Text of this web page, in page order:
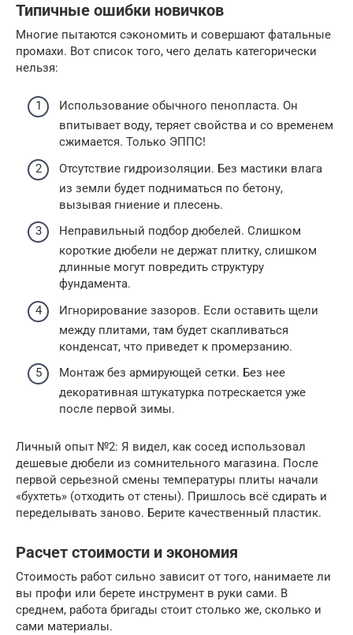
Типичные ошибки новичков
Многие пытаются сэкономить и совершают фатальные
промахи. Вот список того, чего делать категорически
нельзя:
Использование обычного пенопласта. Он
впитывает воду, теряет свойства и со временем
сжимается. Только ЭППС!
Отсутствие гидроизоляции. Без мастики влага
из земли будет подниматься по бетону,
вызывая гниение и плесень.
Неправильный подбор дюбелей. Слишком
короткие дюбели не держат плитку, слишком
длинные могут повредить структуру
фундамента.
Игнорирование зазоров. Если оставить щели
между плитами, там будет скапливаться
конденсат, что приведет к промерзанию.
Монтаж без армирующей сетки. Без нее
декоративная штукатурка потрескается уже
после первой зимы.
Личный опыт №2: Я видел, как сосед использовал
дешевые дюбели из сомнительного магазина. После
первой серьезной смены температуры плиты начали
«бухтеть» (отходить от стены). Пришлось всё сдирать и
переделывать заново. Берите качественный пластик.
Расчет стоимости и экономия
Стоимость работ сильно зависит от того, нанимаете ли
вы профи или берете инструмент в руки сами. В
среднем, работа бригады стоит столько же, сколько и
сами материалы.